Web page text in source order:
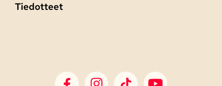
Tiedotteet